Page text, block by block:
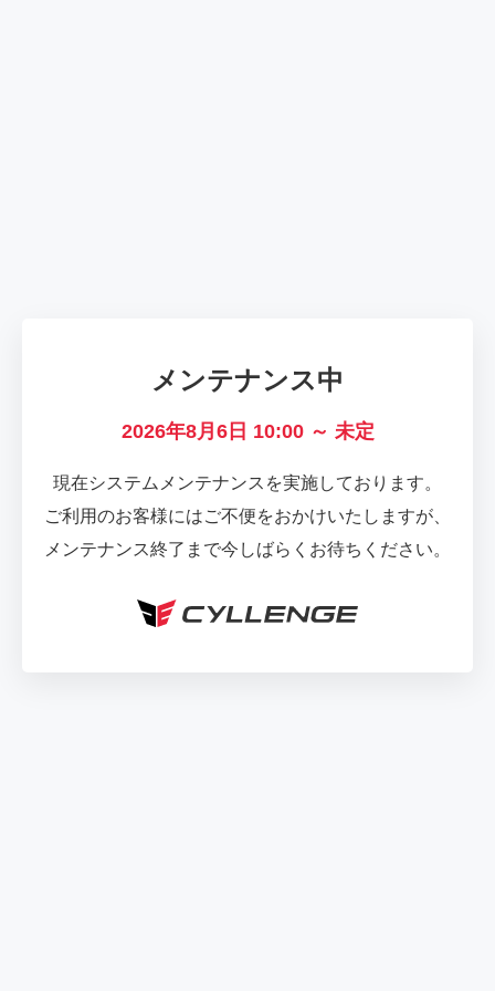
メンテナンス中
2026年8月6日 10:00 ～ 未定
現在システムメンテナンスを実施しております。
ご利用のお客様にはご不便をおかけいたしますが、
メンテナンス終了まで今しばらくお待ちください。